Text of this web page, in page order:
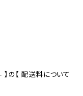
【 配送料について